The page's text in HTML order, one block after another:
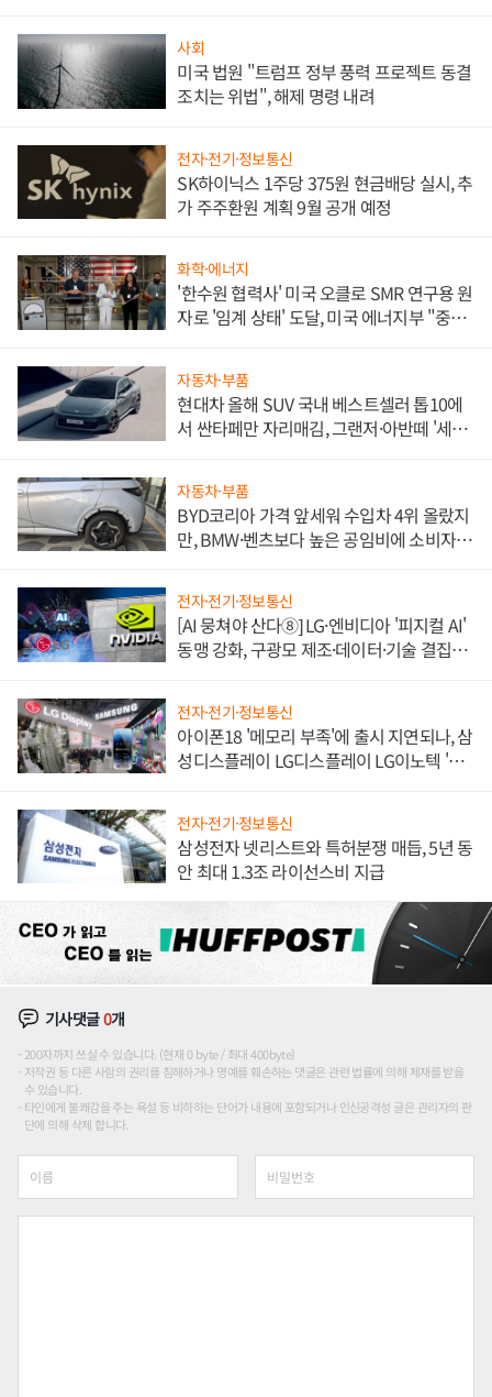
사회
미국 법원 "트럼프 정부 풍력 프로젝트 동결
조치는 위법", 해제 명령 내려
전자·전기·정보통신
SK하이닉스 1주당 375원 현금배당 실시, 추
가 주주환원 계획 9월 공개 예정
화학·에너지
'한수원 협력사' 미국 오클로 SMR 연구용 원
자로 '임계 상태' 도달, 미국 에너지부 "중요
자동차·부품
현대차 올해 SUV 국내 베스트셀러 톱10에
서 싼타페만 자리매김, 그랜저·아반떼 '세단
자동차·부품
BYD코리아 가격 앞세워 수입차 4위 올랐지
만, BMW·벤츠보다 높은 공임비에 소비자
전자·전기·정보통신
[AI 뭉쳐야 산다⑧] LG·엔비디아 '피지컬 AI'
동맹 강화, 구광모 제조·데이터·기술 결집
전자·전기·정보통신
아이폰18 '메모리 부족'에 출시 지연되나, 삼
성디스플레이 LG디스플레이 LG이노텍 '탈
전자·전기·정보통신
삼성전자 넷리스트와 특허분쟁 매듭, 5년 동
안 최대 1.3조 라이선스비 지급
기사댓글0개
200자까지 쓰실 수 있습니다. (현재 0 byte / 최대 400byte)
저작권 등 다른 사람의 권리를 침해하거나 명예를 훼손하는 댓글은 관련 법률에 의해 제재를 받을
수 있습니다.
타인에게 불쾌감을 주는 욕설 등 비하하는 단어가 내용에 포함되거나 인신공격성 글은 관리자의 판
단에 의해 삭제 합니다.